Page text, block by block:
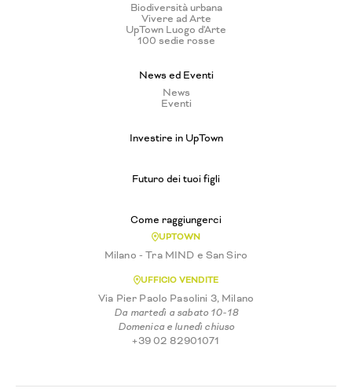
Biodiversità urbana
Vivere ad Arte
UpTown Luogo d'Arte
100 sedie rosse
News ed Eventi
News
Eventi
Investire in UpTown
Futuro dei tuoi figli
Come raggiungerci
UPTOWN
Milano - Tra MIND e San Siro
UFFICIO VENDITE
Via Pier Paolo Pasolini 3, Milano
Da martedì a sabato 10-18
Domenica e lunedì chiuso
+39 02 82901071